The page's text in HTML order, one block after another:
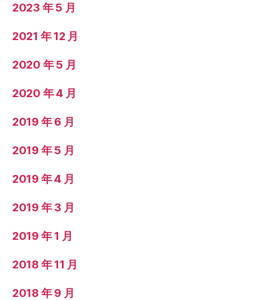
2023 年 5 月
2021 年 12 月
2020 年 5 月
2020 年 4 月
2019 年 6 月
2019 年 5 月
2019 年 4 月
2019 年 3 月
2019 年 1 月
2018 年 11 月
2018 年 9 月